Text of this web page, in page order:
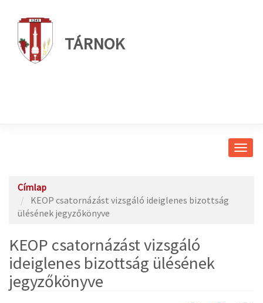
TÁRNOK
Címlap
KEOP csatornázást vizsgáló ideiglenes bizottság
ülésének jegyzőkönyve
KEOP csatornázást vizsgáló
ideiglenes bizottság ülésének
jegyzőkönyve